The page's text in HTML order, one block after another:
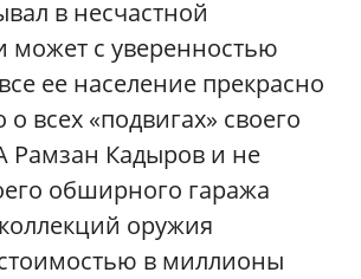
в несчастной
может с уверенностью
ее население прекрасно
всех «подвигах» своего
Рамзан Кадыров и не
обширного гаража
оружия
в миллионы